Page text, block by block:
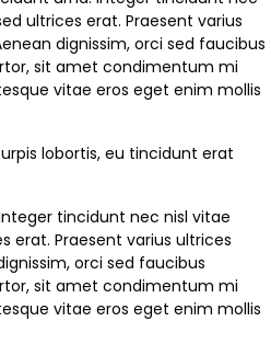
ultrices erat. Praesent varius
dignissim, orci sed faucibus
sit amet condimentum mi
vitae eros eget enim mollis
lobortis, eu tincidunt erat
tincidunt nec nisl vitae
erat. Praesent varius ultrices
orci sed faucibus
sit amet condimentum mi
vitae eros eget enim mollis